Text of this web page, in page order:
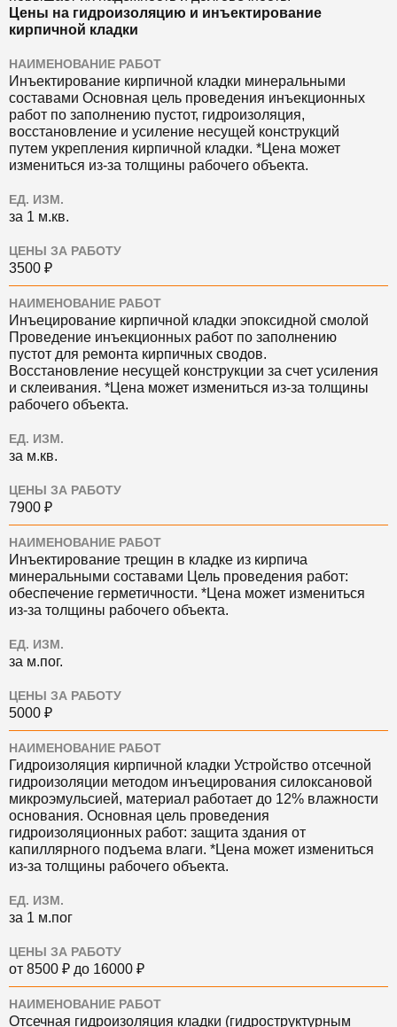
Цены на гидроизоляцию и инъектирование
кирпичной кладки
НАИМЕНОВАНИЕ РАБОТ
Инъектирование кирпичной кладки минеральными
составами Основная цель проведения инъекционных
работ по заполнению пустот, гидроизоляция,
восстановление и усиление несущей конструкций
путем укрепления кирпичной кладки. *Цена может
измениться из-за толщины рабочего объекта.
ЕД. ИЗМ.
за 1 м.кв.
ЦЕНЫ ЗА РАБОТУ
3500 ₽
НАИМЕНОВАНИЕ РАБОТ
Инъецирование кирпичной кладки эпоксидной смолой
Проведение инъекционных работ по заполнению
пустот для ремонта кирпичных сводов.
Восстановление несущей конструкции за счет усиления
и склеивания. *Цена может измениться из-за толщины
рабочего объекта.
ЕД. ИЗМ.
за м.кв.
ЦЕНЫ ЗА РАБОТУ
7900 ₽
НАИМЕНОВАНИЕ РАБОТ
Инъектирование трещин в кладке из кирпича
минеральными составами Цель проведения работ:
обеспечение герметичности. *Цена может измениться
из-за толщины рабочего объекта.
ЕД. ИЗМ.
за м.пог.
ЦЕНЫ ЗА РАБОТУ
5000 ₽
НАИМЕНОВАНИЕ РАБОТ
Гидроизоляция кирпичной кладки Устройство отсечной
гидроизоляции методом инъецирования силоксановой
микроэмульсией, материал работает до 12% влажности
основания. Основная цель проведения
гидроизоляционных работ: защита здания от
капиллярного подъема влаги. *Цена может измениться
из-за толщины рабочего объекта.
ЕД. ИЗМ.
за 1 м.пог
ЦЕНЫ ЗА РАБОТУ
от 8500 ₽ до 16000 ₽
НАИМЕНОВАНИЕ РАБОТ
Отсечная гидроизоляция кладки (гидроструктурным